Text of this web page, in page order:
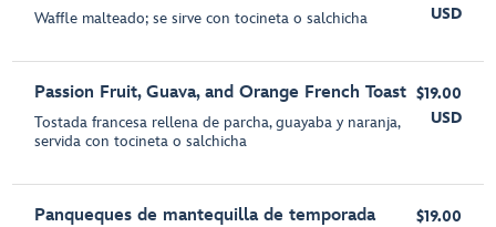
Waffle malteado; se sirve con tocineta o salchicha
USD
Passion Fruit, Guava, and Orange French Toast
Tostada francesa rellena de parcha, guayaba y naranja,
servida con tocineta o salchicha
$19.00
USD
Panqueques de mantequilla de temporada
$19.00